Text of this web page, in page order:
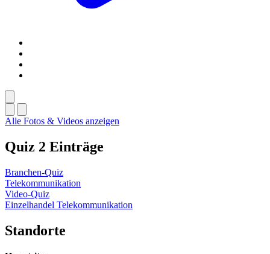
Alle Fotos & Videos anzeigen
Quiz 2 Einträge
Branchen-Quiz
Telekommunikation
Video-Quiz
Einzelhandel Telekommunikation
Standorte